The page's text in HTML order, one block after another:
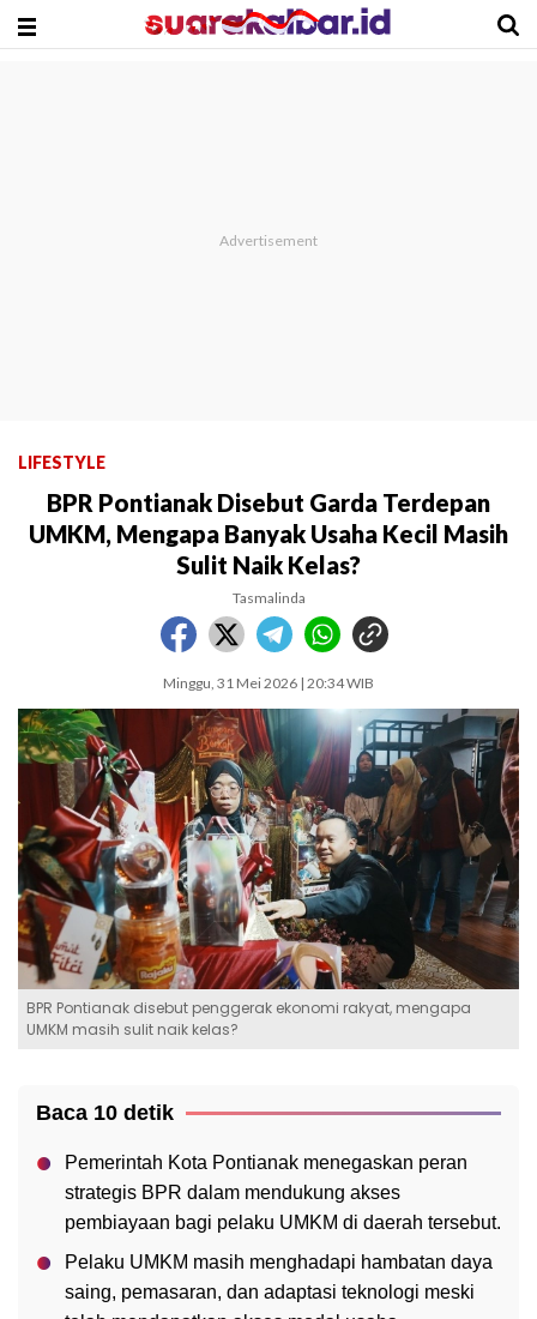
LIFESTYLE
BPR Pontianak Disebut Garda Terdepan
UMKM, Mengapa Banyak Usaha Kecil Masih
Sulit Naik Kelas?
Tasmalinda
Minggu, 31 Mei 2026 | 20:34 WIB
BPR Pontianak disebut penggerak ekonomi rakyat, mengapa
UMKM masih sulit naik kelas?
Baca 10 detik
Pemerintah Kota Pontianak menegaskan peran
strategis BPR dalam mendukung akses
pembiayaan bagi pelaku UMKM di daerah tersebut.
Pelaku UMKM masih menghadapi hambatan daya
saing, pemasaran, dan adaptasi teknologi meski